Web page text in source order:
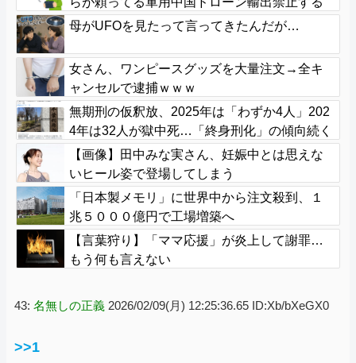
わw」
母がUFOを見たって言ってきたんだが…
女さん、ワンピースグッズを大量注文→全キ
ャンセルで逮捕ｗｗｗ
無期刑の仮釈放、2025年は「わずか4人」202
4年は32人が獄中死…「終身刑化」の傾向続く
【画像】田中みな実さん、妊娠中とは思えな
いヒール姿で登場してしまう
「日本製メモリ」に世界中から注文殺到、１
兆５０００億円で工場増築へ
【言葉狩り】「ママ応援」が炎上して謝罪…
もう何も言えない
43: 名無しの正義 2026/02/09(月) 12:25:36.65 ID:Xb/bXeGX0
>>1